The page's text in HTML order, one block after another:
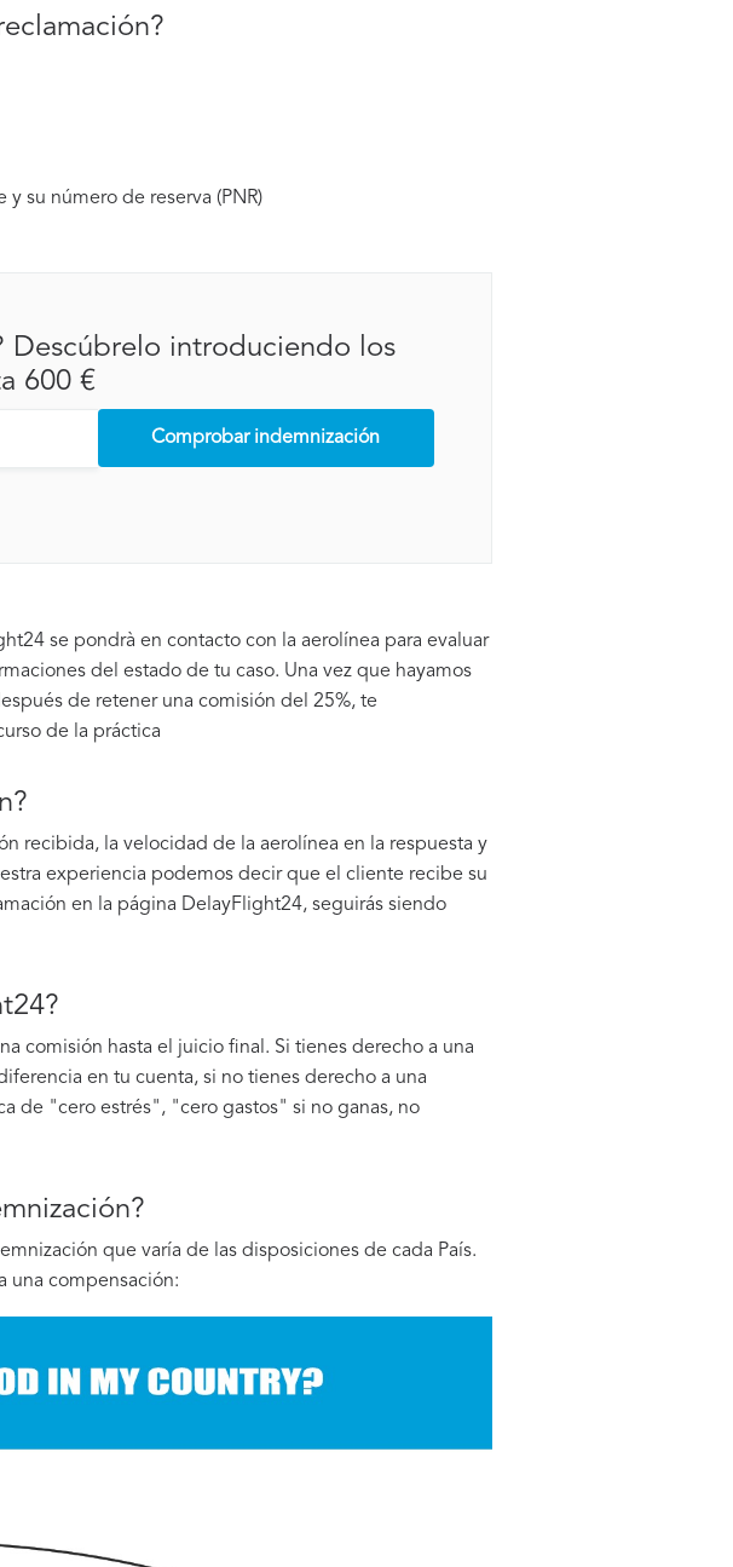
su número de reserva (PNR)
Descúbrelo introduciendo los
600 €
Comprobar indemnización
se pondrà en contacto con la aerolínea para evaluar
del estado de tu caso. Una vez que hayamos
de retener una comisión del 25%, te
de la práctica
recibida, la velocidad de la aerolínea en la respuesta y
experiencia podemos decir que el cliente recibe su
en la página DelayFlight24, seguirás siendo
comisión hasta el juicio final. Si tienes derecho a una
en tu cuenta, si no tienes derecho a una
de "cero estrés", "cero gastos" si no ganas, no
que varía de las disposiciones de cada País.
una compensación: